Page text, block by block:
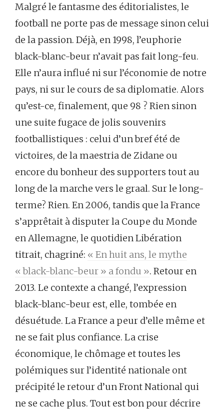
Malgré le fantasme des éditorialistes, le
football ne porte pas de message sinon celui
de la passion. Déjà, en 1998, l’euphorie
black-blanc-beur n’avait pas fait long-feu.
Elle n’aura influé ni sur l’économie de notre
pays, ni sur le cours de sa diplomatie. Alors
qu’est-ce, finalement, que 98 ? Rien sinon
une suite fugace de jolis souvenirs
footballistiques : celui d’un bref été de
victoires, de la maestria de Zidane ou
encore du bonheur des supporters tout au
long de la marche vers le graal. Sur le long-
terme? Rien. En 2006, tandis que la France
s’apprêtait à disputer la Coupe du Monde
en Allemagne, le quotidien Libération
titrait, chagriné: « En huit ans, le mythe
« black-blanc-beur » a fondu ». Retour en
2013. Le contexte a changé, l’expression
black-blanc-beur est, elle, tombée en
désuétude. La France a peur d’elle même et
ne se fait plus confiance. La crise
économique, le chômage et toutes les
polémiques sur l’identité nationale ont
précipité le retour d’un Front National qui
ne se cache plus. Tout est bon pour décrire